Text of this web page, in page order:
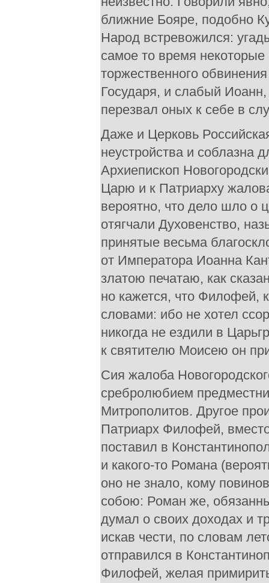
ближние Бояре, подобно
Народ встревожился:
самое то время
торжественного
Государя, и слабый
перезвал оных к себе в
Даже и Церковь
неустройства и соблазна
Архиепископ
Царю и к Патриарху
вероятно, что дело шло о
отягчали Духовенство,
принятые весьма
от Императора Иоанна
златою печатаю, как
но кажется, что Филофей,
словами: ибо не хотел
никогда не ездили в
к святителю Моисею он
Сия жалоба
сребролюбием
Митрополитов. Другое
Патриарх Филофей,
поставил в
и какого-то Романа
оно не знало, кому
собою: Роман же,
думал о своих доходах и
искав чести, по словам
отправился в
Филофей, желая